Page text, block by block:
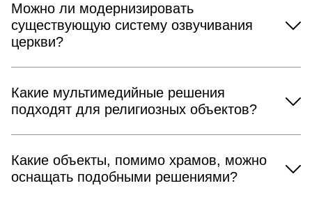
Можно ли модернизировать
существующую систему озвучивания
церкви?
Какие мультимедийные решения
подходят для религиозных объектов?
Какие объекты, помимо храмов, можно
оснащать подобными решениями?